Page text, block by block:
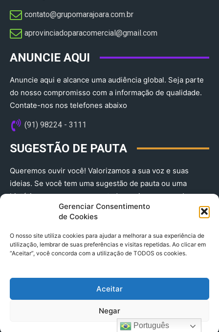
Gerenciar Consentimento
de Cookies
O nosso site utiliza cookies para ajudar a melhorar a sua experiência de
utilização, lembrar de suas preferências e visitas repetidas. Ao clicar em
“Aceitar”, você concorda com a utilização de TODOS os cookies.
Aceitar
Negar
contato@grupomarajoara.com.br
aprovinciadoparacomercial@gmail.com​
ANUNCIE AQUI
Anuncie aqui e alcance uma audiência global. Seja parte
do nosso compromisso com a informação de qualidade.
Contate-nos nos telefones abaixo
(91) 98224 - 3111
SUGESTÃO DE PAUTA
Queremos ouvir você! Valorizamos a sua voz e suas
ideias. Se você tem uma sugestão de pauta ou uma
história que merece ser contada, envie-nos agora!
(91) 98224 - 3111
© 2025 A Província do Pará CNPJ: 04.901.141/0001-36 End .
Trav. Quintino Bocaiuva 2301, Ed. Rogério Fernandez – Sala
2701- Cremação – CEP 66045.315
Português